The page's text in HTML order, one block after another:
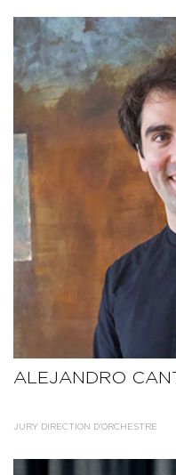
VOIR
ALEJANDRO
JURY DIRECTION D'ORCHESTRE